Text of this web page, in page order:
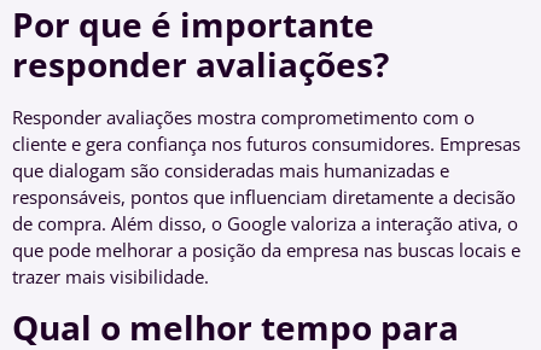
Por que é importante
responder avaliações?
Responder avaliações mostra comprometimento com o
cliente e gera confiança nos futuros consumidores. Empresas
que dialogam são consideradas mais humanizadas e
responsáveis, pontos que influenciam diretamente a decisão
de compra. Além disso, o Google valoriza a interação ativa, o
que pode melhorar a posição da empresa nas buscas locais e
trazer mais visibilidade.
Qual o melhor tempo para